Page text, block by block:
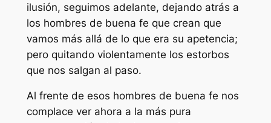
ilusión, seguimos adelante, dejando atrás a
los hombres de buena fe que crean que
vamos más allá de lo que era su apetencia;
pero quitando violentamente los estorbos
que nos salgan al paso.
Al frente de esos hombres de buena fe nos
complace ver ahora a la más pura